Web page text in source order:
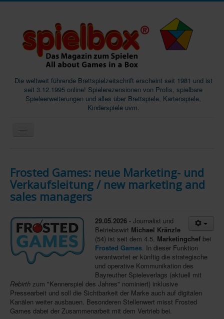
Die weltweit führende Brettspielzeitschrift erscheint seit 1981 und ist
seit 3.12.1995 online! Spielerezensionen von Profis, spielbare
Spieleerweiterungen und alles über Brettspiele, Kartenspiele,
Kinderspiele uvm.
Magazine
Abos/Subscriptions
SpieleMag
Infos
Shop
Download spielbox Special 2025
Newsletter
Spieledatenbank
Frosted Games: neue Marketing- und
Verkaufsleitung / new marketing and
sales managers
29.05.2026 - Journalist und
Betriebswirt Michael Kränzle
(54) ist seit dem 4.5. Marketingchef bei
Frosted Games. In dieser Funktion
verantwortet er künftig die strategische
und operative Kommunikation des
Bayreuther Spieleverlags (aktuell mit
Rebirth zum "Kennerspiel des Jahres" nominiert) inklusive
Pressearbeit und soll die Sichtbarkeit der Marke auch auf digitalen
Kanälen weiter ausbauen. Besonderen Stellenwert misst Frosted
Games dabei der Zusammenarbeit mit dem Vertrieb bei.